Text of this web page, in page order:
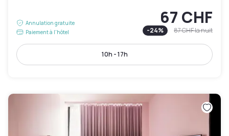
Annulation gratuite
Paiement à l'hôtel
67 CHF
-24% 87 CHFla nuit
10h - 17h